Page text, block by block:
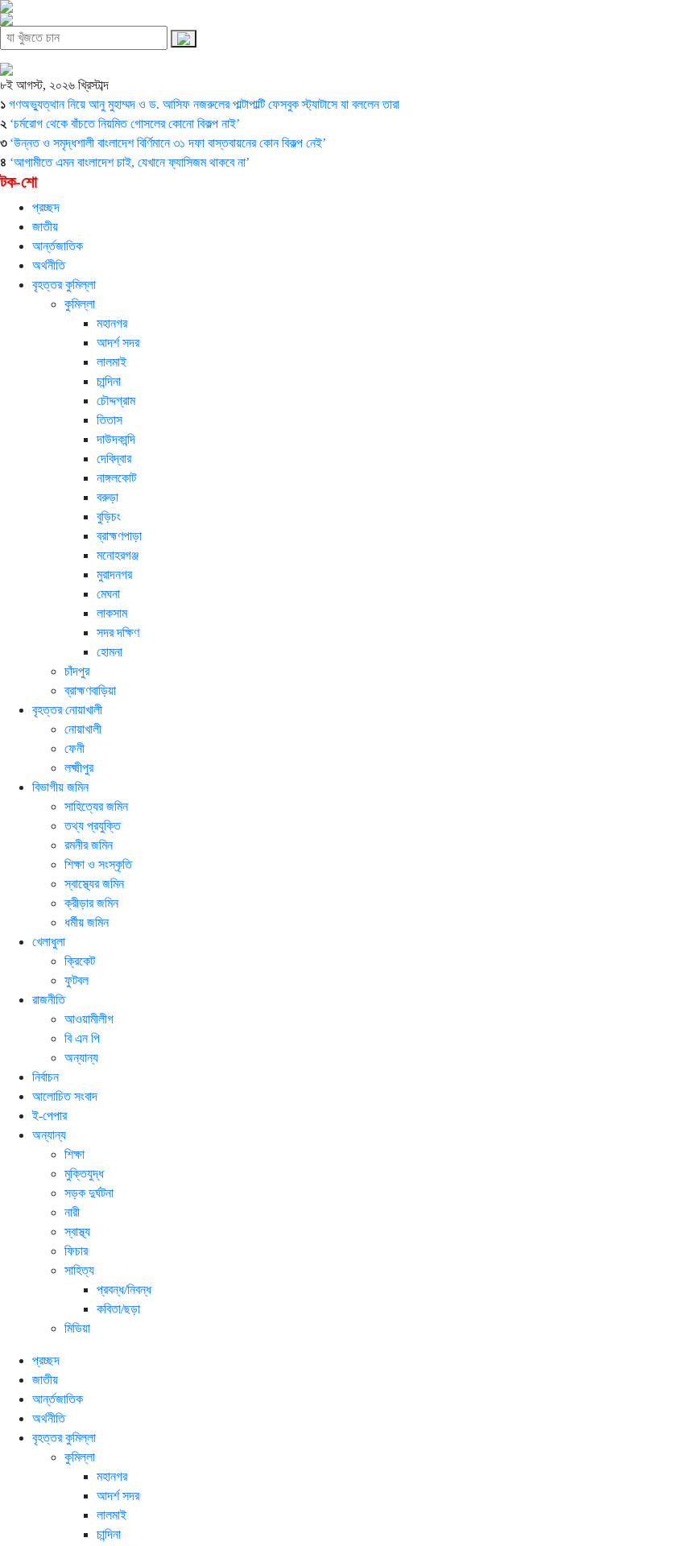
৮ই আগস্ট, ২০২৬ খ্রিস্টাব্দ
১ গণঅভ্যুত্থান নিয়ে আনু মুহাম্মদ ও ড. আসিফ নজরুলের পাল্টাপাল্টি ফেসবুক স্ট্যাটাসে যা বললেন তারা
২ ‘চর্মরোগ থেকে বাঁচতে নিয়মিত গোসলের কোনো বিকল্প নাই’
৩ ‘উন্নত ও সমৃদ্ধশালী বাংলাদেশ বির্ণিমানে ৩১ দফা বাস্তবায়নের কোন বিকল্প নেই’
৪ ‘আগামীতে এমন বাংলাদেশ চাই, যেখানে ফ্যাসিজম থাকবে না’
টক-শো
প্রচ্ছদ
জাতীয়
আর্ন্তজাতিক
অর্থনীতি
বৃহত্তর কুমিল্লা
কুমিল্লা
মহানগর
আদর্শ সদর
লালমাই
চান্দিনা
চৌদ্দগ্রাম
তিতাস
দাউদকান্দি
দেবিদ্বার
নাঙ্গলকোট
বরুড়া
বুড়িচং
ব্রাহ্মণপাড়া
মনোহরগঞ্জ
মুরাদনগর
মেঘনা
লাকসাম
সদর দক্ষিণ
হোমনা
চাঁদপুর
ব্রাহ্মণবাড়িয়া
বৃহত্তর নোয়াখালী
নোয়াখালী
ফেনী
লক্ষ্মীপুর
বিভাগীয় জমিন
সাহিত্যের জমিন
তথ্য প্রযুক্তি
রমনীর জমিন
শিক্ষা ও সংস্কৃতি
স্বাস্থ্যের জমিন
ক্রীড়ার জমিন
ধর্মীয় জমিন
খেলাধুলা
ক্রিকেট
ফুটবল
রাজনীতি
আওয়ামীলীগ
বি এন পি
অন্যান্য
নির্বাচন
আলোচিত সংবাদ
ই-পেপার
অন্যান্য
শিক্ষা
মুক্তিযুদ্ধ
সড়ক দুর্ঘটনা
নারী
স্বাস্থ্য
ফিচার
সাহিত্য
প্রবন্ধ/নিবন্ধ
কবিতা/ছড়া
মিডিয়া
প্রচ্ছদ
জাতীয়
আর্ন্তজাতিক
অর্থনীতি
বৃহত্তর কুমিল্লা
কুমিল্লা
মহানগর
আদর্শ সদর
লালমাই
চান্দিনা